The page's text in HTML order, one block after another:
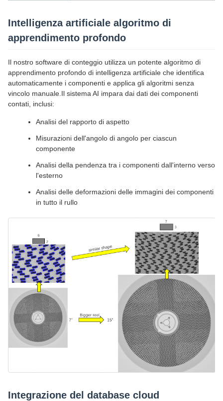
Intelligenza artificiale algoritmo di
apprendimento profondo
Il nostro software di conteggio utilizza un potente algoritmo di
apprendimento profondo di intelligenza artificiale che identifica
automaticamente i componenti e applica gli algoritmi senza
vincolo manuale.Il sistema AI impara dai dati dei componenti
contati, inclusi:
Analisi del rapporto di aspetto
Misurazioni dell'angolo di angolo per ciascun
componente
Analisi della pendenza tra i componenti dall'interno verso
l'esterno
Analisi delle deformazioni delle immagini dei componenti
in tutto il rullo
Integrazione del database cloud